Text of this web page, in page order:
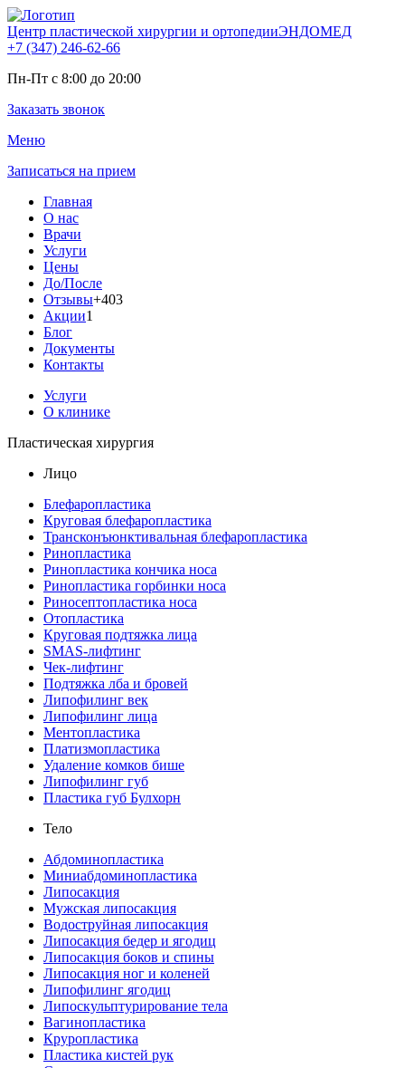
Центр пластической хирургии и ортопедииЭНДОМЕД
+7 (347) 246-62-66
Пн-Пт с 8:00 до 20:00
Заказать звонок
Меню
Записаться на прием
Главная
О нас
Врачи
Услуги
Цены
До/После
Отзывы+403
Акции1
Блог
Документы
Контакты
Услуги
О клинике
Пластическая хирургия
Лицо
Блефаропластика
Круговая блефаропластика
Трансконъюнктивальная блефаропластика
Ринопластика
Ринопластика кончика носа
Ринопластика горбинки носа
Риносептопластика носа
Отопластика
Круговая подтяжка лица
SMAS-лифтинг
Чек-лифтинг
Подтяжка лба и бровей
Липофилинг век
Липофилинг лица
Ментопластика
Платизмопластика
Удаление комков бише
Липофилинг губ
Пластика губ Булхорн
Тело
Абдоминопластика
Миниабдоминопластика
Липосакция
Мужская липосакция
Водоструйная липосакция
Липосакция бедер и ягодиц
Липосакция боков и спины
Липосакция ног и коленей
Липофилинг ягодиц
Липоскульптурирование тела
Вагинопластика
Круропластика
Пластика кистей рук